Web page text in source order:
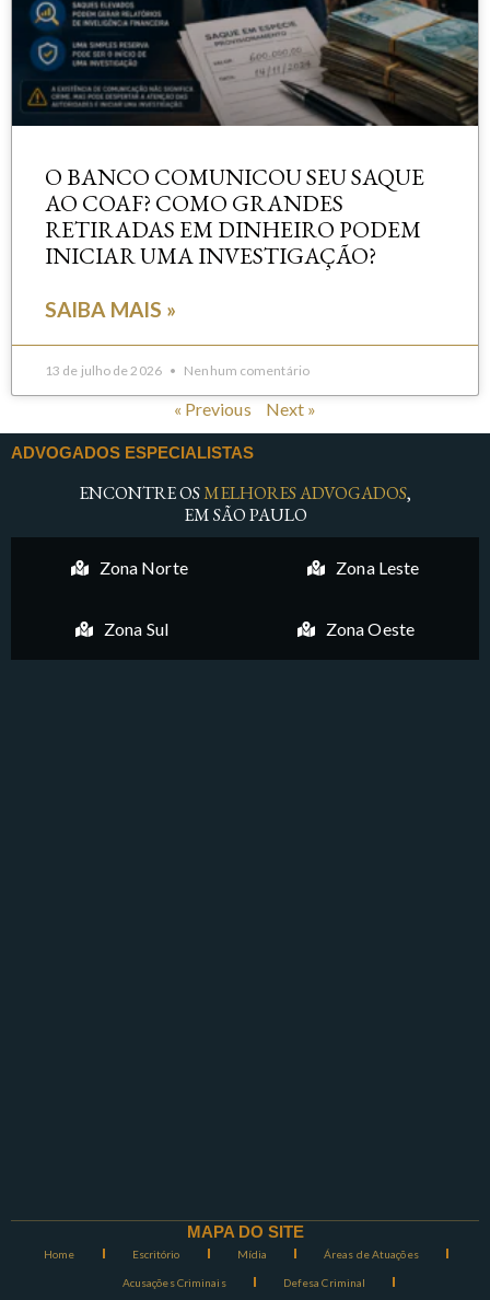
O BANCO COMUNICOU SEU SAQUE
AO COAF? COMO GRANDES
RETIRADAS EM DINHEIRO PODEM
INICIAR UMA INVESTIGAÇÃO?
SAIBA MAIS »
13 de julho de 2026 Nenhum comentário
« Previous Next »
ADVOGADOS ESPECIALISTAS
ENCONTRE OSMELHORES ADVOGADOS,
EM SÃO PAULO
Zona Norte Zona Leste
Zona Sul Zona Oeste
MAPA DO SITE
Home Escritório Mídia Áreas de Atuações
Acusações Criminais Defesa Criminal